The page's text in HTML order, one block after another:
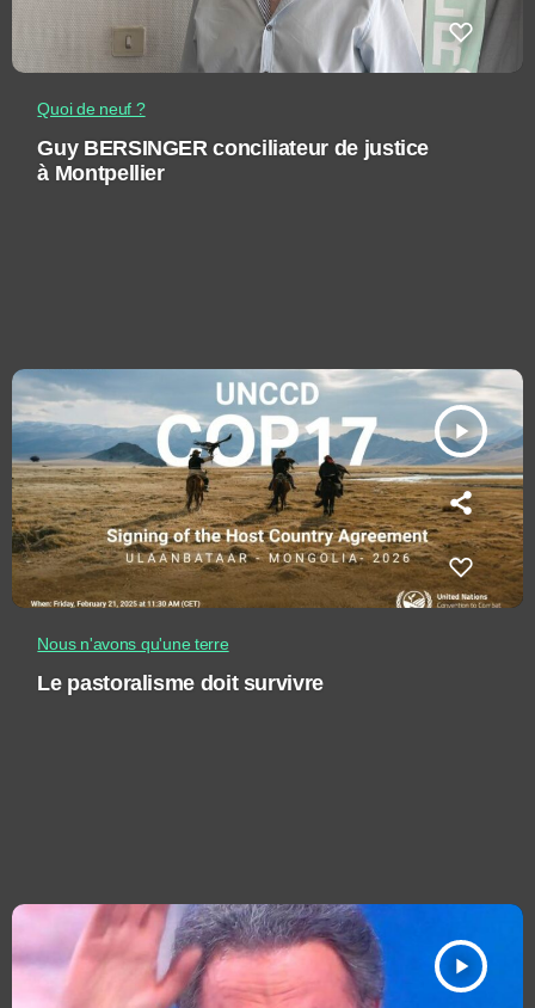
Quoi de neuf ?
Guy BERSINGER conciliateur de justice
à Montpellier
play_arrow
Nous n'avons qu'une terre
Le pastoralisme doit survivre
play_arrow